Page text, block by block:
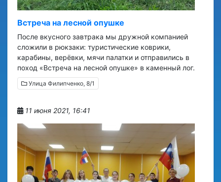
Встреча на лесной опушке
После вкусного завтрака мы дружной компанией
сложили в рюкзаки: туристические коврики,
карабины, верёвки, мячи палатки и отправились в
поход «Встреча на лесной опушке» в каменный лог.
Улица Филипченко, 8/1
11 июня 2021, 16:41